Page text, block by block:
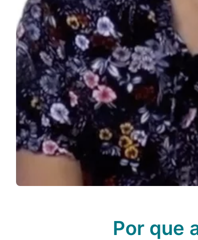
Eventos
Podcast
Assine
Taba na Escola
Por que